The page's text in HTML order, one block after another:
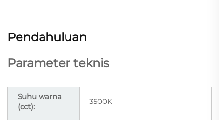
Pendahuluan
Parameter teknis
Suhu warna
(cct):
3500K